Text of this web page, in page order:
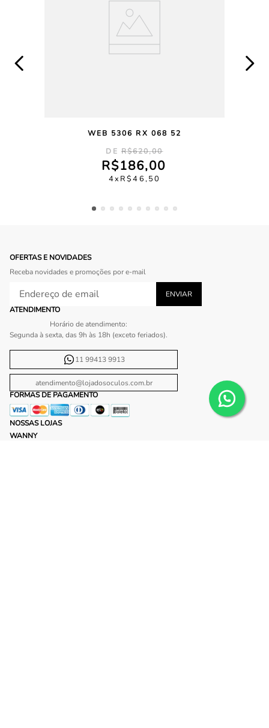
WEB 5306 RX 068 52
R$620,00
R$186,00
4 R$46,50
OFERTAS E NOVIDADES
Receba novidades e promoções por e-mail
ATENDIMENTO
Horário de atendimento:
Segunda à sexta, das 9h às 18h (exceto feriados).
11 99413 9913
atendimento@lojadosoculos.com.br
FORMAS DE PAGAMENTO
NOSSAS LOJAS
WANNY